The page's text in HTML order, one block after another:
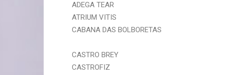
ADEGA TEAR
ATRIUM VITIS
CABANA DAS BOLBORETAS
CASTRO BREY
CASTROFIZ